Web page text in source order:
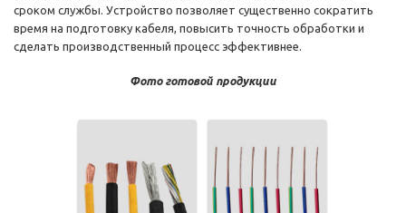
сроком службы. Устройство позволяет существенно сократить
время на подготовку кабеля, повысить точность обработки и
сделать производственный процесс эффективнее.
Фото готовой продукции